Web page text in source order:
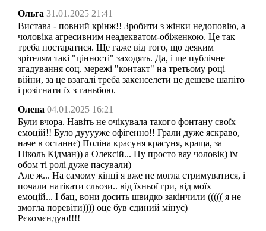
Ольга 31.01.2025 21:41
Вистава - повний крінж!! Зробити з жінки недоповію, а
чоловіка агресивним неадекватом-обіженкою. Це так
треба постаратися. Ще гаже від того, що деяким
зрітелям такі "цінності" заходять. Да, і ще публічне
згадування соц. мережі "контакт" на третьому році
війни, за це взагалі треба закенселети це дешеве шапіто
і розігнати їх з ганьбою.
Олена 04.01.2025 16:21
Були вчора. Навіть не очікувала такого фонтану своїх
емоцій!! Було дууууже офігенно!! Грали дуже яскраво,
наче в останнє) Поліна красуня красуня, краща, за
Ніколь Кідман)) а Олексій... Ну просто вау чоловік) їм
обом ті ролі дуже пасували)
Але ж... На самому кінці я вже не могла стримуватися, і
почали натікати сльози.. від їхньої гри, від моїх
емоцій... І бац, вони досить швидко закінчили ((((( я не
змогла поревіти)))) оце був єдиний мінус)
Рєкомєндую!!!!